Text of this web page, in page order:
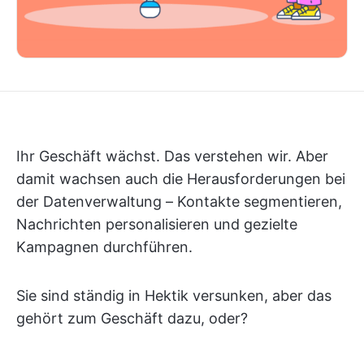
Ihr Geschäft wächst. Das verstehen wir. Aber
damit wachsen auch die Herausforderungen bei
der Datenverwaltung – Kontakte segmentieren,
Nachrichten personalisieren und gezielte
Kampagnen durchführen.
Sie sind ständig in Hektik versunken, aber das
gehört zum Geschäft dazu, oder?